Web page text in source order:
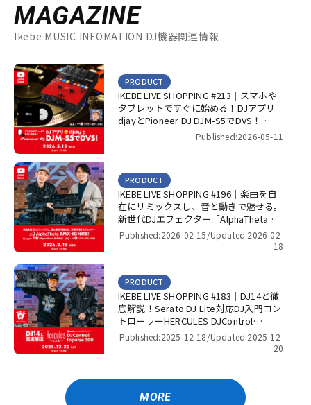
MAGAZINE
Ikebe MUSIC INFOMATION DJ機器関連情報
IKEBE LIVE SHOPPING #213｜スマホや
タブレットですぐに始める！DJアプリ
djayとPioneer DJ DJM-S5でDVS！
【presented by パワーDJ’s 渋谷】
PRODUCT
Published:2026-05-11
IKEBE LIVE SHOPPING #196｜楽曲を自
在にリミックスし、音と動きで魅せる。
新世代DJエフェクター「AlphaTheta
RMX-IGNITE」！【presented by パワー
PRODUCT
Published:2026-02-15/Updated:2026-02-
18
IKEBE LIVE SHOPPING #183｜DJ14と徹
底解説！Serato DJ Lite対応DJ入門コン
トローラーHERCULES DJControl
Inpulse 500！【presented by パワー
PRODUCT
Published:2025-12-18/Updated:2025-12-
20
MORE